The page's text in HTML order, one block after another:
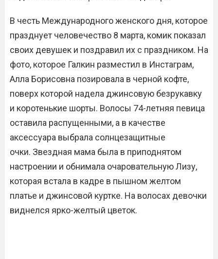
В честь Международного женского дня, которое
празднует человечество 8 марта, комик показал
своих девушек и поздравил их с праздником. На
фото, которое Галкин разместил в Инстаграм,
Алла Борисовна позировала в черной кофте,
поверх которой надела джинсовую безрукавку
и коротенькие шорты. Волосы 74-летняя певица
оставила распущенными, а в качестве
аксессуара выбрала солнцезащитные
очки. Звездная мама была в приподнятом
настроении и обнимала очаровательную Лизу,
которая встала в кадре в пышном желтом
платье и джинсовой куртке. На волосах девочки
виднелся ярко-желтый цветок.